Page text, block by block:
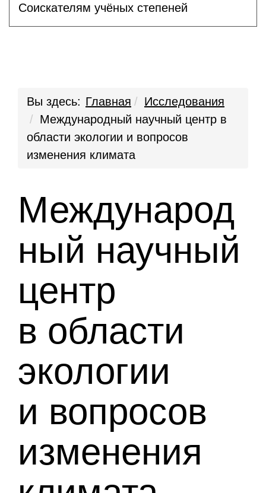
Соискателям учёных степеней
Вы здесь: Главная
Исследования
Международный научный центр в
области экологии и вопросов
изменения климата
Международ
ный научный
центр
в области
экологии
и вопросов
изменения